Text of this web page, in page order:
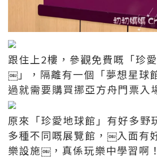
跟住上2樓，參觀免費嘅「珍
￼」，隔離有一個「夢想星
過就需要購買挪亞方舟門票
原來「珍愛地球館」有好多野
多種不同嘅展覽館，￼入面有
樂設施￼，真係玩樂中學習